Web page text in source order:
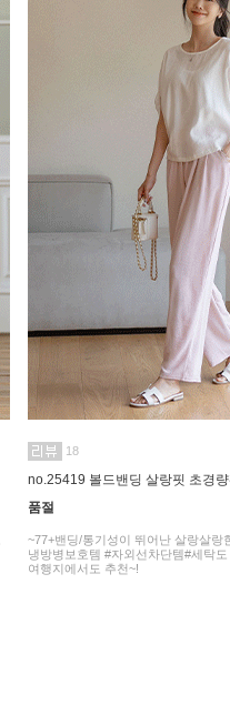
18
no.25419 볼드밴딩 살랑핏 초경
품절
~77+밴딩/통기성이 뛰어난 살랑살랑
냉방병보호템 #자외선차단템#세탁
여행지에서도 추천~!